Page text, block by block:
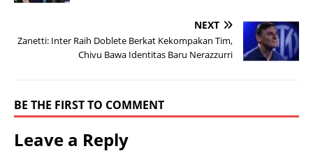
NEXT
Zanetti: Inter Raih Doblete Berkat Kekompakan Tim,
Chivu Bawa Identitas Baru Nerazzurri
BE THE FIRST TO COMMENT
Leave a Reply